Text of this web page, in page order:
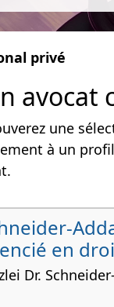
privé
une
à un
en
Dr.